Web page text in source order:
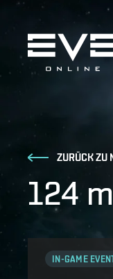
ZURÜCK ZU
124
IN-GAME